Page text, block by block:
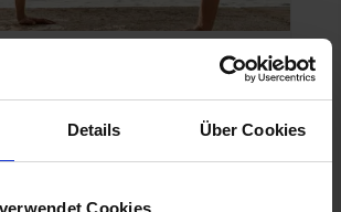
Details Über Cookies
Cookies
16:00